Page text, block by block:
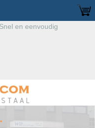
Snel en eenvoudig